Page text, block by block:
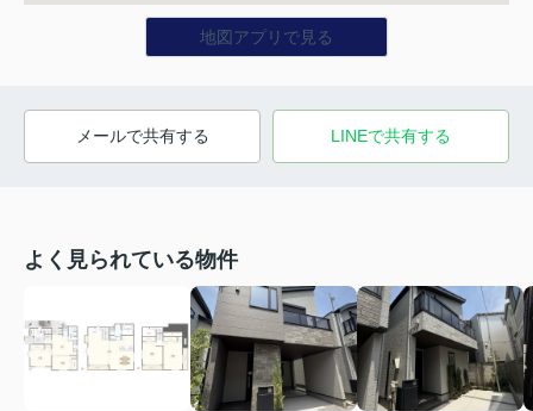
地図アプリで見る
メールで共有する LINEで共有する
よく見られている物件